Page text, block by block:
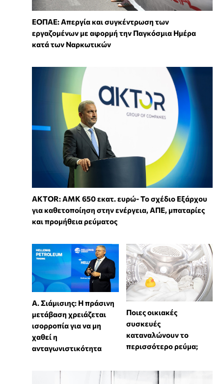
ΕΟΠΑΕ: Απεργία και συγκέντρωση των
εργαζομένων με αφορμή την Παγκόσμια Ημέρα
κατά των Ναρκωτικών
AKTOR: ΑΜΚ 650 εκατ. ευρώ- Το σχέδιο Εξάρχου
για καθετοποίηση στην ενέργεια, ΑΠΕ, μπαταρίες
και προμήθεια ρεύματος
Α. Σιάμισιης: Η πράσινη
μετάβαση χρειάζεται
ισορροπία για να μη
χαθεί η
ανταγωνιστικότητα
Ποιες οικιακές
συσκευές
καταναλώνουν το
περισσότερο ρεύμα;